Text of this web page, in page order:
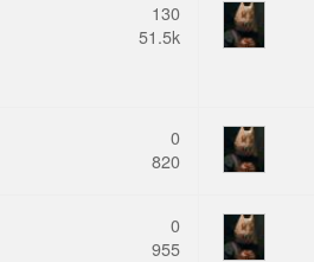
130
51.5k
0
820
0
955